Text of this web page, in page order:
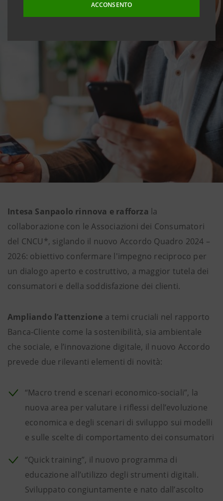
ACCONSENTO
Intesa Sanpaolo rinnova e rafforza la
collaborazione con le Associazioni dei Consumatori
del CNCU*, siglando il nuovo Accordo Quadro 2024 –
2026: obiettivo confermare l'impegno reciproco per
un dialogo aperto e costruttivo, a maggior tutela dei
consumatori e della soddisfazione dei clienti.
Ampliando l’attenzione a temi cruciali nel rapporto
Banca-Cliente come la sostenibilità, sia ambientale
che sociale, e l’innovazione digitale, il nuovo Accordo
prevede due rilevanti elementi di novità:
“Macro trend e scenari economico-sociali”, la
nuova area per valutare i riflessi dell’evoluzione
economica e degli scenari di sviluppo sui modelli
e sulle scelte di comportamento dei consumatori
“Quick training”, il nuovo programma di
educazione all’utilizzo degli strumenti digitali.
Sviluppato congiuntamente e nato dall’ascolto